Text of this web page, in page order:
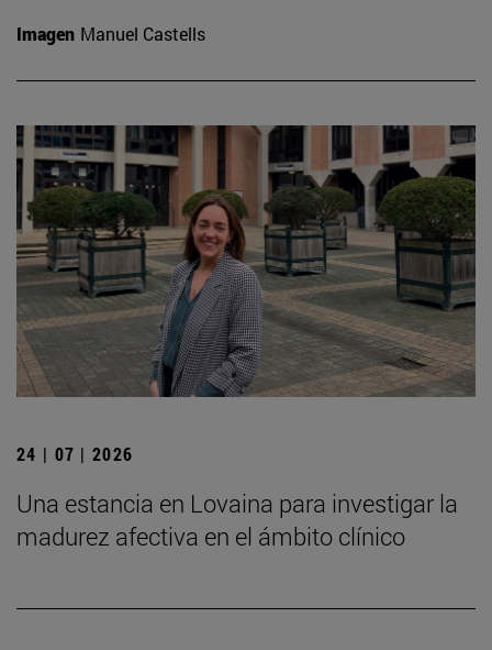
Imagen Manuel Castells
24 | 07 | 2026
Una estancia en Lovaina para investigar la
madurez afectiva en el ámbito clínico